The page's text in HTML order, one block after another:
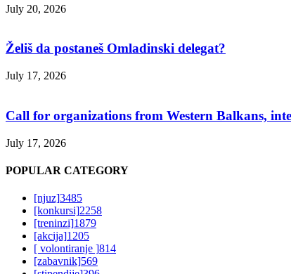
July 20, 2026
Želiš da postaneš Omladinski delegat?
July 17, 2026
Call for organizations from Western Balkans,
July 17, 2026
POPULAR CATEGORY
[njuz]3485
[konkursi]2258
[treninzi]1879
[akcija]1205
[ volontiranje ]814
[zabavnik]569